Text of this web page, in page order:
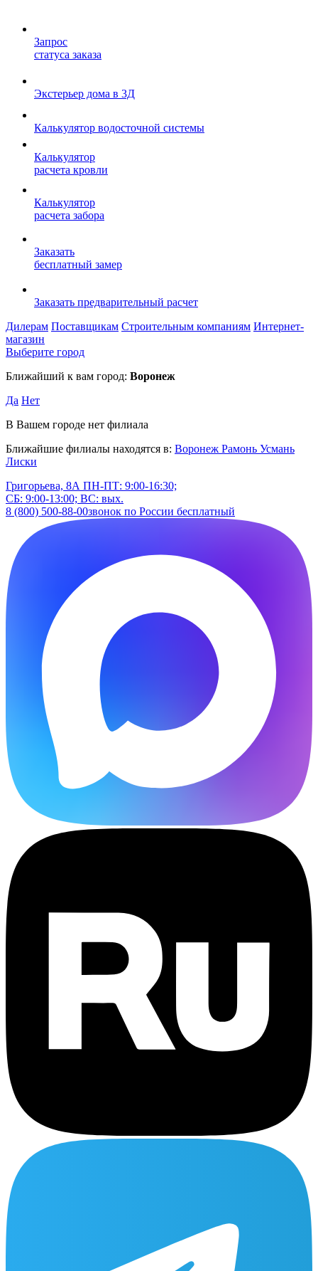
Запрос
статуса заказа
Экстерьер дома в 3Д
Калькулятор водосточной системы
Калькулятор
расчета кровли
Калькулятор
расчета забора
Заказать
бесплатный замер
Заказать предварительный расчет
Дилерам Поставщикам Строительным компаниям Интернет-
магазин
Выберите город
Ближайший к вам город: Воронеж
Да Нет
В Вашем городе нет филиала
Ближайшие филиалы находятся в: Воронеж Рамонь Усмань
Лиски
Григорьева, 8А ПН-ПТ: 9:00-16:30;
СБ: 9:00-13:00; ВС: вых.
8 (800) 500-88-00звонок по России бесплатный